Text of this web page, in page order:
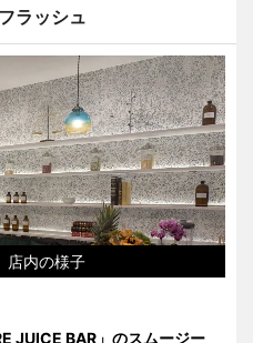
ラッシュ
店内の様子
JUICE BAR」のスムージー